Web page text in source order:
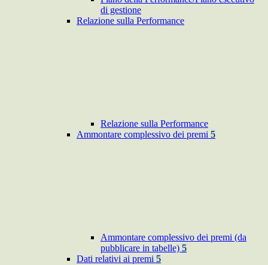
di gestione
Relazione sulla Performance
Relazione sulla Performance
Ammontare complessivo dei premi 5
Ammontare complessivo dei premi (da
pubblicare in tabelle) 5
Dati relativi ai premi 5